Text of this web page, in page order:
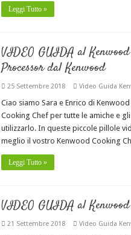
Leggi Tutto »
VIDEO GUIDA al
Processor dal Kenwood
25 Settembre 2018 Video Guida
Ciao siamo Sara e Enrico di
Cooking Chef per tutte le amiche e
utilizzarlo. In queste piccole pillole
meglio il vostro Kenwood Cooking
Leggi Tutto »
VIDEO GUIDA al Kenwood
21 Settembre 2018 Video Guida